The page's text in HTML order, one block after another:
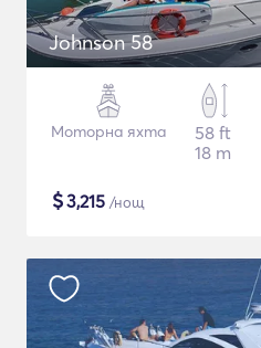
Johnson 58
Моторна яхта
58 ft
18 m
$3,215 /нощ